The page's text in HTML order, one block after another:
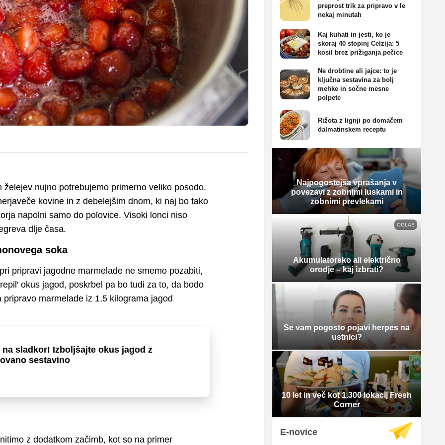
nujno potrebujemo primerno veliko posodo.
kovine in z debelejšim dnom, ki naj bo tako
napolni samo do polovice. Visoki lonci niso
dlje časa.
soka
pripravi jagodne marmelade ne smemo pozabiti,
okus jagod, poskrbel pa bo tudi za to, da bodo
marmelade iz 1,5 kilograma jagod
na sladkor! Izboljšajte okus jagod z
sestavino
z dodatkom začimb, kot so na primer
preprost trik za pripravo v le
nekaj minutah
Kaj kuhati in jesti, ko je
skoraj 40 stopinj Celzija: 5
kosil brez prižiganja pečice
Ne drobtine ali jajce: to je
ključna sestavina za bolj
mehke in sočne mesne
polpete
Rižota z lignji po domačem
dalmatinskem receptu
Najpogostejša vprašanja v
povezavi z zobnimi luskami in
zobnimi prevlekami
OGLAS
Akumulatorsko ali električno
orodje – kaj izbrati?
Se vam pogosto pojavi herpes na
ustnici?
10 let in več kot 1.300 lokacij Fresh
Corner
E-novice